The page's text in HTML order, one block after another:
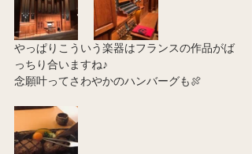
やっぱりこういう楽器はフランスの作品がば
っちり合いますね♪
念願叶ってさわやかのハンバーグも🍖